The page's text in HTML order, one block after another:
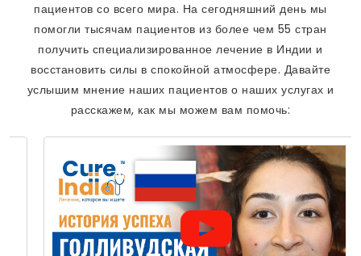
пациентов со всего мира. На сегодняшний день мы
помогли тысячам пациентов из более чем 55 стран
получить специализированное лечение в Индии и
восстановить силы в спокойной атмосфере. Давайте
услышим мнение наших пациентов о наших услугах и
расскажем, как мы можем вам помочь: